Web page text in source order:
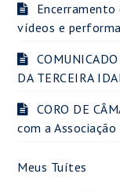
vídeos e
DA TERCEIRA
CORO DE
com a
Meus Tuítes